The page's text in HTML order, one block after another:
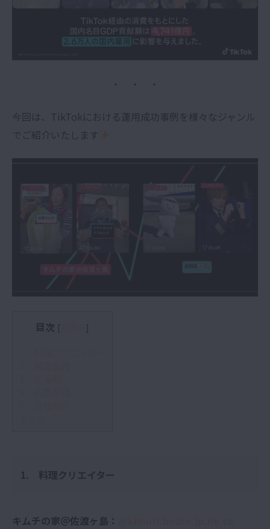
・ ・ ・
今回は、TikTokにおける運用成功事例を様々なジャンル
でご紹介いたします
目次 [ ]
1. 料理クリエイター
キムチの家＠佐渡ヶ島：